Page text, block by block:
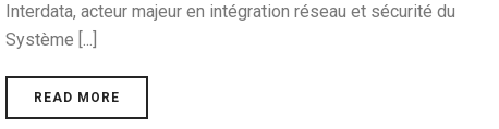
Interdata, acteur majeur en intégration réseau et sécurité du
Système [...]
READ MORE